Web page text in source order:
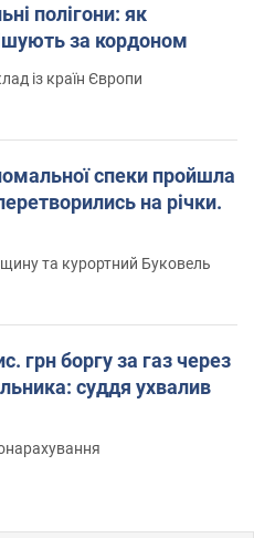
полігони: як
за кордоном
із країн Європи
спеки пройшла
на річки.
та курортний Буковель
грн боргу за газ через
суддя ухвалив